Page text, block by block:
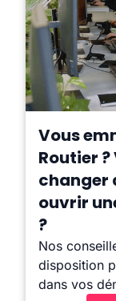
Vous
Routier
changer
ouvrir
?
Nos
disposition
dans vos